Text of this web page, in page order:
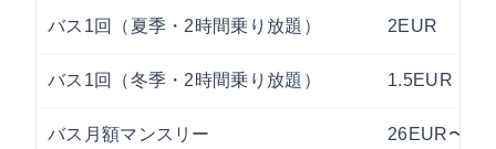
バス1回（夏季・2時間乗り放題） 2EUR
バス1回（冬季・2時間乗り放題） 1.5EUR
バス月額マンスリー 26EUR〜